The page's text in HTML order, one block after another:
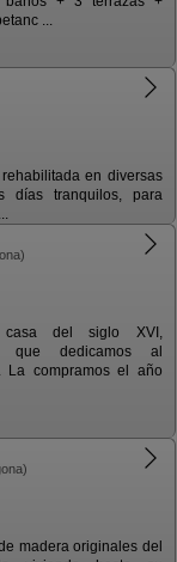
...
en diversas
días tranquilos, para
del siglo XVI,
que dedicamos al
La compramos el año
madera originales del